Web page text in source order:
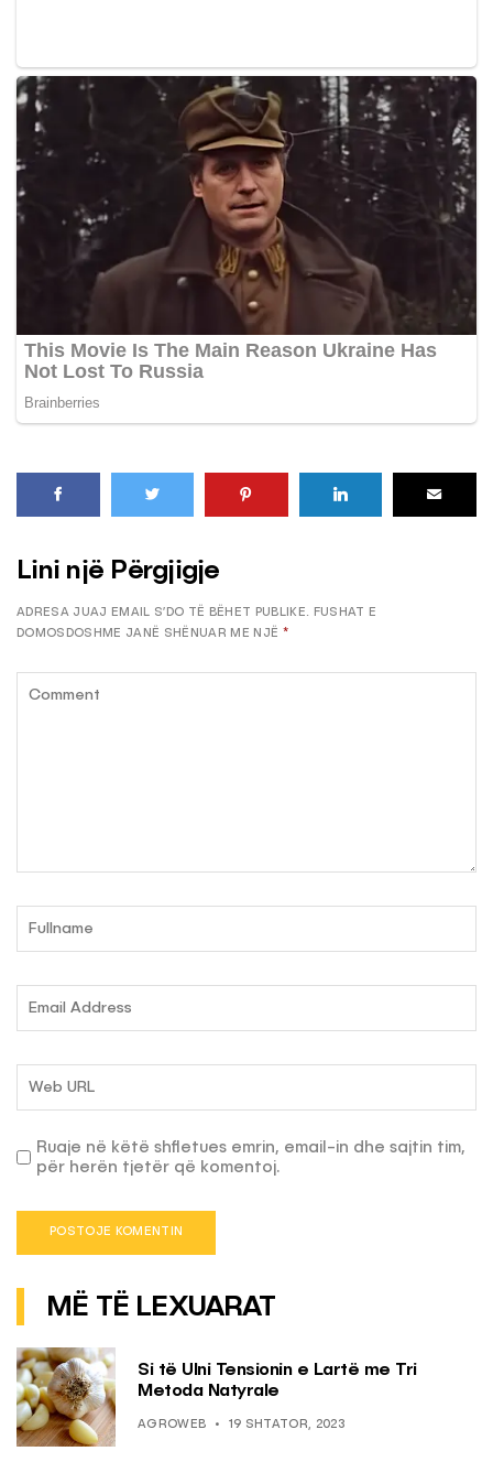
Lini një Përgjigje
ADRESA JUAJ EMAIL S’DO TË BËHET PUBLIKE. FUSHAT E
DOMOSDOSHME JANË SHËNUAR ME NJË *
Ruaje në këtë shfletues emrin, email-in dhe sajtin tim,
për herën tjetër që komentoj.
MË TË LEXUARAT
Si të Ulni Tensionin e Lartë me Tri
Metoda Natyrale
AGROWEB 19 SHTATOR, 2023